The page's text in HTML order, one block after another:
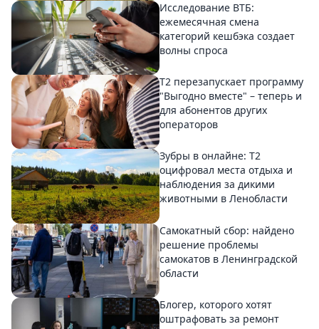
Исследование ВТБ:
ежемесячная смена
категорий кешбэка создает
волны спроса
Т2 перезапускает программу
"Выгодно вместе" – теперь и
для абонентов других
операторов
Зубры в онлайне: Т2
оцифровал места отдыха и
наблюдения за дикими
животными в Ленобласти
Самокатный сбор: найдено
решение проблемы
самокатов в Ленинградской
области
Блогер, которого хотят
оштрафовать за ремонт